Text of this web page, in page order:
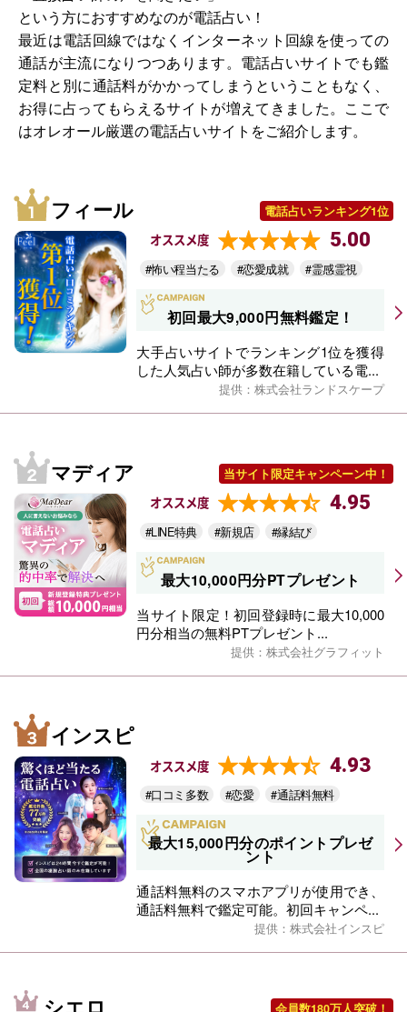
という方におすすめなのが電話占い！
最近は電話回線ではなくインターネット回線を使っての
通話が主流になりつつあります。電話占いサイトでも鑑
定料と別に通話料がかかってしまうということもなく、
お得に占ってもらえるサイトが増えてきました。ここで
はオレオール厳選の電話占いサイトをご紹介します。
フィール 電話占いランキング1位
オススメ度 5.00
#怖い程当たる #恋愛成就 #霊感霊視
初回最大9,000円無料鑑定！
大手占いサイトでランキング1位を獲得
した人気占い師が多数在籍している電...
提供：株式会社ランドスケープ
マディア 当サイト限定キャンペーン中！
オススメ度 4.95
#LINE特典 #新規店 #縁結び
最大10,000円分PTプレゼント
当サイト限定！初回登録時に最大10,000
円分相当の無料PTプレゼント...
提供：株式会社グラフィット
インスピ
オススメ度 4.93
#口コミ多数 #恋愛 #通話料無料
最大15,000円分のポイントプレゼ
ント
通話料無料のスマホアプリが使用でき、
通話料無料で鑑定可能。初回キャンペ...
提供：株式会社インスピ
会員数180万人突破！